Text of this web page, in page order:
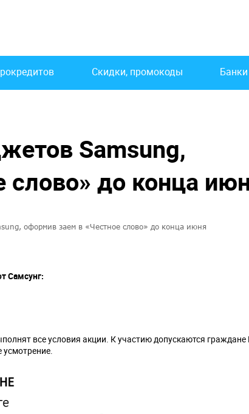
Скидки, промокоды Банки
Samsung,
до конца
оформив заем в «Честное слово» до конца июня
Самсунг:
все условия акции. К участию допускаются граждане
усмотрение.